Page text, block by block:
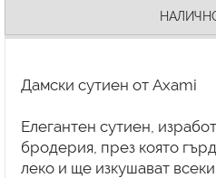
Дамски сутиен от Axami
Елегантен сутиен,
бродерия, през която
леко и ще изкушават